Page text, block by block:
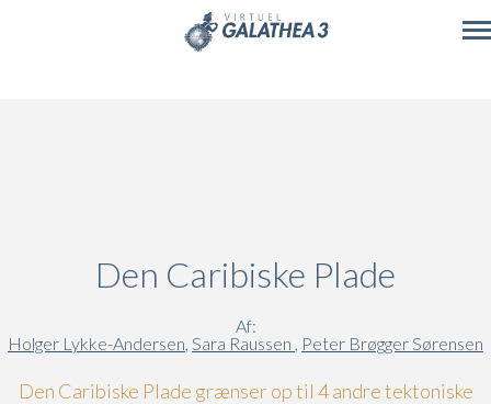
Den Caribiske Plade
Af:
Holger Lykke-Andersen, Sara Raussen , Peter Brøgger Sørensen
Den Caribiske Plade grænser op til 4 andre tektoniske